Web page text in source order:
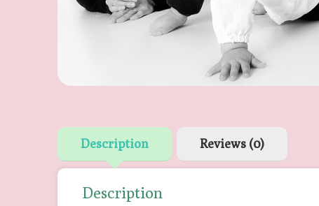
Description Reviews (0)
Description